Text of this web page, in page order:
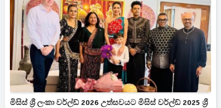
මිසිස් ශ්‍රී ලංකා වර්ල්ඩ් 2026 උත්සවයට මිසිස් වර්ල්ඩ් 2025 ශ්‍රී